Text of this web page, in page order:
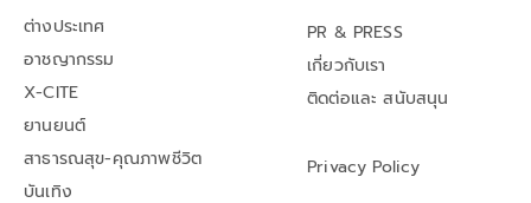
ต่างประเทศ
อาชญากรรม
X-CITE
ยานยนต์
สาธารณสุข-คุณภาพชีวิต
บันเทิง
PR & PRESS
เกี่ยวกับเรา
ติดต่อและ สนับสนุน
Privacy Policy